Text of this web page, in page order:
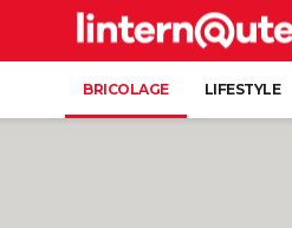
BRICOLAGE LIFESTYLE